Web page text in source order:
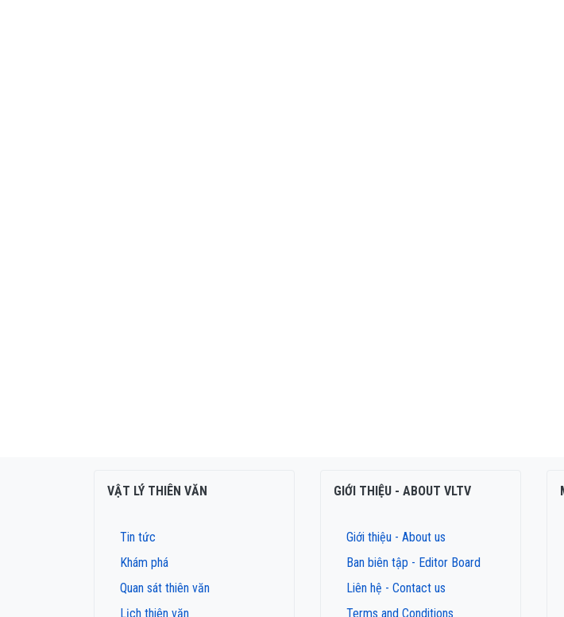
VẬT LÝ THIÊN VĂN
Tin tức
Khám phá
Quan sát thiên văn
Lịch thiên văn
GIỚI THIỆU - ABOUT VLTV
Giới thiệu - About us
Ban biên tập - Editor Board
Liên hệ - Contact us
Terms and Conditions